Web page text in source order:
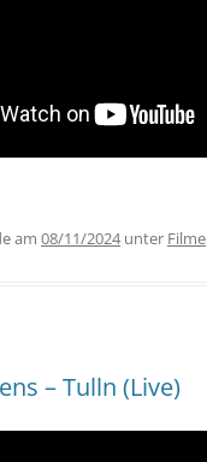
am 08/11/2024unter Filme
– Tulln (Live)